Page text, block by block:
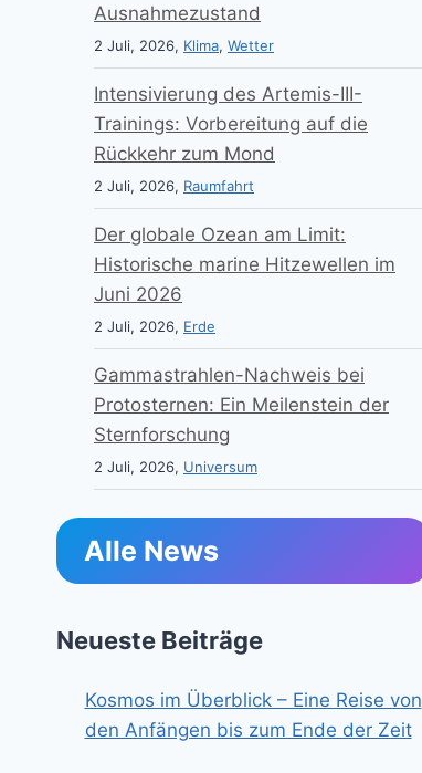
Ausnahmezustand
2 Juli, 2026, Klima, Wetter
Intensivierung des Artemis-III-
Trainings: Vorbereitung auf die
Rückkehr zum Mond
2 Juli, 2026, Raumfahrt
Der globale Ozean am Limit:
Historische marine Hitzewellen im
Juni 2026
2 Juli, 2026, Erde
Gammastrahlen-Nachweis bei
Protosternen: Ein Meilenstein der
Sternforschung
2 Juli, 2026, Universum
Alle News
Neueste Beiträge
Kosmos im Überblick – Eine Reise von
den Anfängen bis zum Ende der Zeit